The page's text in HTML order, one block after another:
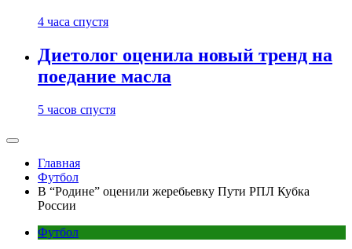
4 часа спустя
Диетолог оценила новый тренд на
поедание масла
5 часов спустя
Главная
Футбол
В “Родине” оценили жеребьевку Пути РПЛ Кубка
России
Футбол